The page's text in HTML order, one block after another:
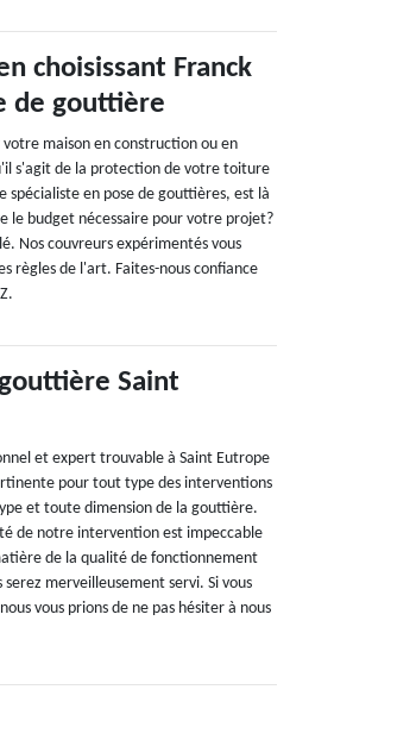
choisissant Franck
de gouttière
maison en construction ou en
s'agit de la protection de votre toiture
en pose de gouttières, est là
le budget nécessaire pour votre projet?
Nos couvreurs expérimentés vous
règles de l'art. Faites-nous confiance
Saint
et expert trouvable à Saint Eutrope
pour tout type des interventions
et toute dimension de la gouttière.
de notre intervention est impeccable
de la qualité de fonctionnement
merveilleusement servi. Si vous
vous prions de ne pas hésiter à nous